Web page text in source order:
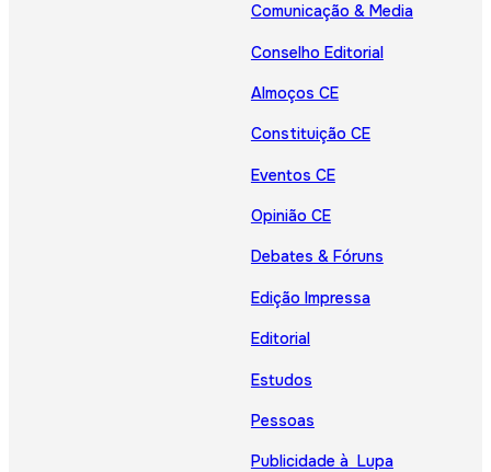
Comunicação & Media
Conselho Editorial
Almoços CE
Constituição CE
Eventos CE
Opinião CE
Debates & Fóruns
Edição Impressa
Editorial
Estudos
Pessoas
Publicidade à Lupa